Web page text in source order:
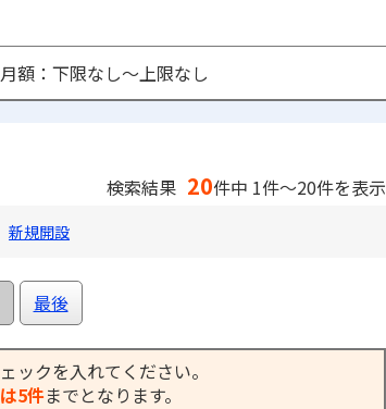
額：下限なし〜上限なし
検索結果 20件中 1件～20件を表示
新規開設
最後
ックを入れてください。
5件までとなります。